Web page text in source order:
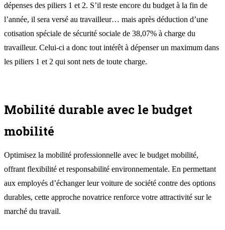
dépenses des piliers 1 et 2. S’il reste encore du budget à la fin de
l’année, il sera versé au travailleur… mais après déduction d’une
cotisation spéciale de sécurité sociale de 38,07% à charge du
travailleur. Celui-ci a donc tout intérêt à dépenser un maximum dans
les piliers 1 et 2 qui sont nets de toute charge.
Mobilité durable avec le budget
mobilité
Optimisez la mobilité professionnelle avec le budget mobilité,
offrant flexibilité et responsabilité environnementale. En permettant
aux employés d’échanger leur voiture de société contre des options
durables, cette approche novatrice renforce votre attractivité sur le
marché du travail.